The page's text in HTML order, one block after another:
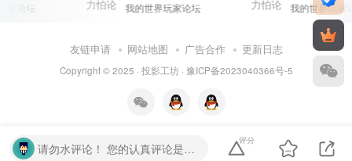
我的世界玩家论坛 我的世界玩家论
友链申请 网站地图 广告合作 更新日志
Copyright © 2025 · 投影工坊· 豫ICP备2023040366号-5
请勿水评论！ 您的认真评论是我们的动力。请勿随意输入无意义字符或符号。温馨提示： 对于恶意灌水行为，我们将保留封禁处理的权利。
评分